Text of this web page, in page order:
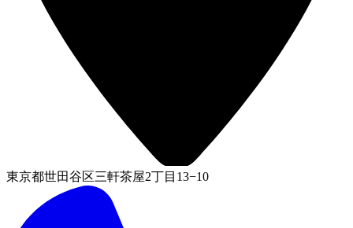
東京都世田谷区三軒茶屋2丁目13−10